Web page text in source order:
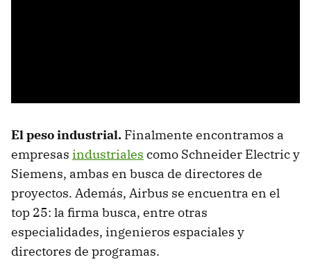
El peso industrial. Finalmente encontramos a
empresas industriales como Schneider Electric y
Siemens, ambas en busca de directores de
proyectos. Además, Airbus se encuentra en el
top 25: la firma busca, entre otras
especialidades, ingenieros espaciales y
directores de programas.